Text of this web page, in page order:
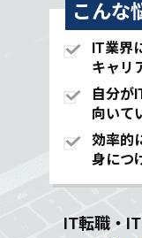
こんな
IT業界
キャリ
自分が
向いて
効率的
身につ
IT転職・